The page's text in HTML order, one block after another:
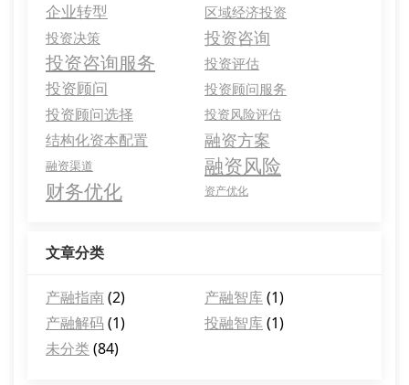
企业转型
区域经济投资
投资决策
投资咨询
投资咨询服务 投资评估
投资顾问 投资顾问服务
投资顾问选择 投资风险评估
结构化资本配置 融资方案
融资渠道
融资风险
财务优化
资产优化
文章分类
产融指南(2) 产融智库 (1)
产融解码 (1) 投融智库 (1)
未分类(84)